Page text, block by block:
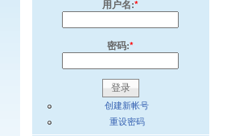
用户名:*
密码:*
创建新帐号
重设密码